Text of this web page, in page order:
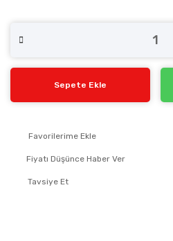
Sepete Ekle
Fiyatı Düşünce Haber Ver
Tavsiye Et